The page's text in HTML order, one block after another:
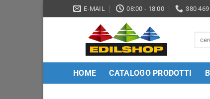
ai
E-MAIL 08:00 - 18:00 380
HOME CATALOGO PRODOTTI